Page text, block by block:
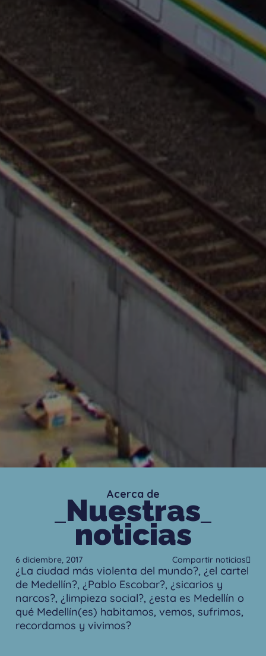
Acerca de
Nuestras
noticias
6 diciembre, 2017 Compartir noticias
¿La ciudad más violenta del mundo?, ¿el cartel
de Medellín?, ¿Pablo Escobar?, ¿sicarios y
narcos?, ¿limpieza social?, ¿esta es Medellín o
qué Medellín(es) habitamos, vemos, sufrimos,
recordamos y vivimos?